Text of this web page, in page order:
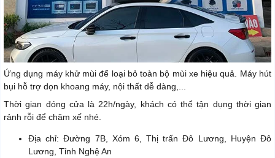
Ứng dụng máy khử mùi để loại bỏ toàn bộ mùi xe hiệu quả. Máy hút
bụi hỗ trợ dọn khoang máy, nội thất dễ dàng,...
Thời gian đóng cửa là 22h/ngày, khách có thể tận dụng thời gian
rảnh rỗi để chăm xế nhé.
Địa chỉ: Đường 7B, Xóm 6, Thị trấn Đô Lương, Huyện Đô
Lương, Tỉnh Nghệ An